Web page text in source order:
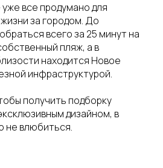
все продумано для
за городом. До
всего за 25 минут на
пляж, а в
находится Новое
инфраструктурой.
получить подборку
дизайном, в
не влюбиться.